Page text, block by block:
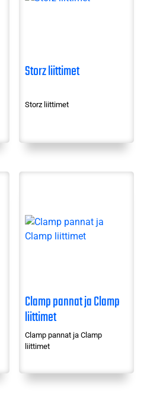
Storz liittimet
Storz liittimet
Clamp pannat ja Clamp
liittimet
Clamp pannat ja Clamp
liittimet